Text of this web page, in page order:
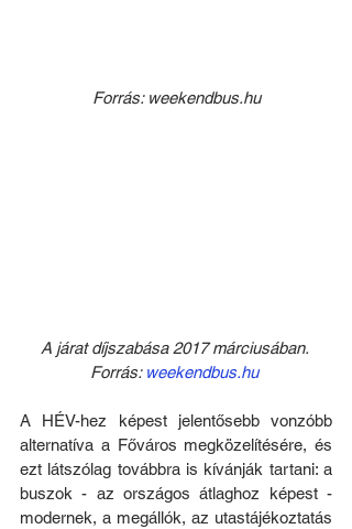
Forrás: weekendbus.hu
A járat díjszabása 2017 márciusában.
Forrás: weekendbus.hu
A HÉV-hez képest jelentősebb vonzóbb
alternatíva a Főváros megközelítésére, és
ezt látszólag továbbra is kívánják tartani: a
buszok - az országos átlaghoz képest -
modernek, a megállók, az utastájékoztatás